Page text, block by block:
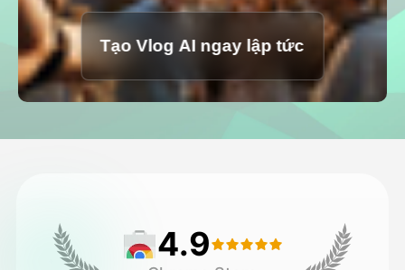
Mẫu
Hình ảnh AI
Tạo Vlog AI ngay lập tức
4.9